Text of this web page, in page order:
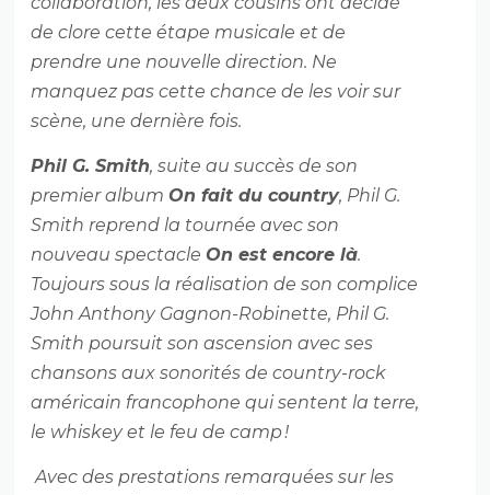
de clore cette étape musicale et de
prendre une nouvelle direction. Ne
manquez pas cette chance de les voir sur
scène, une dernière fois.
Phil G. Smith, suite au succès de son
premier albumOn fait du country, Phil G.
Smith reprend la tournée avec son
nouveau spectacleOn est encore là.
Toujours sous la réalisation de son complice
John Anthony Gagnon-Robinette, Phil G.
Smith poursuit son ascension avec ses
chansons aux sonorités de country-rock
américain francophone qui sentent la terre,
le whiskey et le feu de camp !
Avec des prestations remarquées sur les